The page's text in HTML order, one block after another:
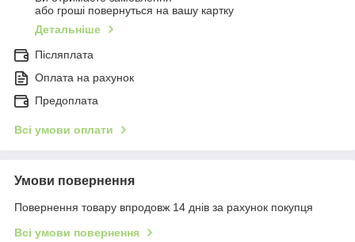
або гроші повернуться на вашу картку
Детальніше
Післяплата
Оплата на рахунок
Предоплата
Всі умови оплати
Умови повернення
Повернення товару впродовж 14 днів за рахунок покупця
Всі умови повернення